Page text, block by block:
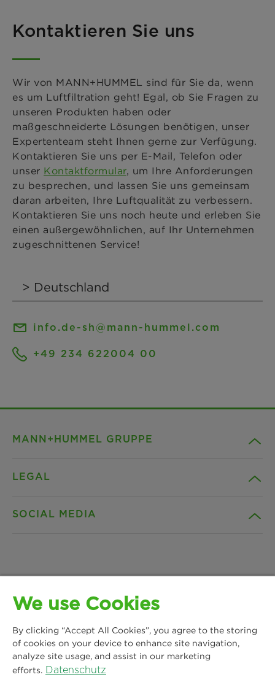
Kontaktieren Sie uns
Wir von MANN+HUMMEL sind für Sie da, wenn
es um Luftfiltration geht! Egal, ob Sie Fragen zu
unseren Produkten haben oder
maßgeschneiderte Lösungen benötigen, unser
Expertenteam steht Ihnen gerne zur Verfügung.
Kontaktieren Sie uns per E-Mail, Telefon oder
unser Kontaktformular, um Ihre Anforderungen
zu besprechen, und lassen Sie uns gemeinsam
daran arbeiten, Ihre Luftqualität zu verbessern.
Kontaktieren Sie uns noch heute und erleben Sie
einen außergewöhnlichen, auf Ihr Unternehmen
zugeschnittenen Service!
info.de-sh@mann-hummel.com
+49 234 622004 00
MANN+HUMMEL GRUPPE
Standorte
LEGAL
Datenschutz
Impressum
Rechtlicher Hinweis
SOCIAL MEDIA
Instagram
LinkedIn
MANN+HUMMEL Life Sciences & Environment
Germany GmbH
Lise-Meitner-Allee 2
44801 Bochum
We use Cookies
By clicking “Accept All Cookies”, you agree to the storing
of cookies on your device to enhance site navigation,
analyze site usage, and assist in our marketing
efforts. Datenschutz